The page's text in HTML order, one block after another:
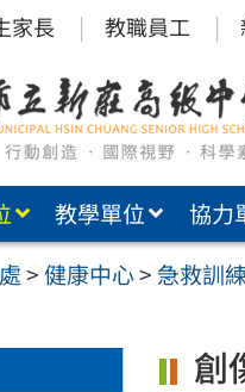
家長 教職員工
教學單位 協力
>健康中心> 急救訓練
創